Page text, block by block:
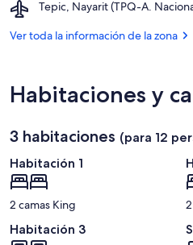
Platanitos
Tepic, Nayarit (TPQ-A.
Airport,
Nayarit
Amado
Nervo)
Ver toda la información de la zona
Habitaciones y
3 habitaciones (para 12
Habitación 1
2 camas King
Habitación 3